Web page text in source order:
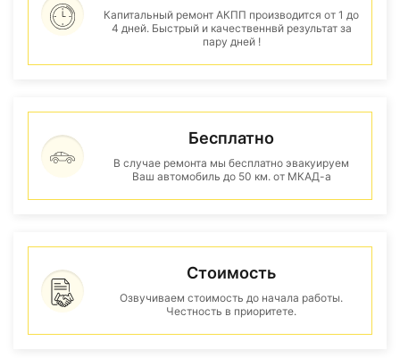
Капитальный ремонт АКПП производится от 1 до
4 дней. Быстрый и качественнвй результат за
пару дней !
Бесплатно
В случае ремонта мы бесплатно эвакуируем
Ваш автомобиль до 50 км. от МКАД-а
Стоимость
Озвучиваем стоимость до начала работы.
Честность в приоритете.